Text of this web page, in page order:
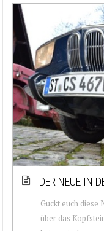
DER NEUE IN
Guckt euch diese
über das